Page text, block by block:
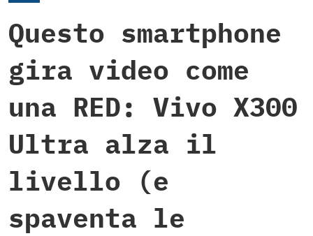
Questo smartphone
gira video come
una RED: Vivo X300
Ultra alza il
livello (e
spaventa le